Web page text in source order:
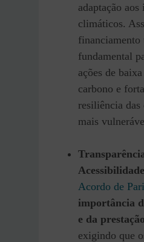
adaptação aos
climáticos.
financiamento
fundamental
ações de
carbono e
resiliência das
mais
Acordo de
importância
e da
exigindo que